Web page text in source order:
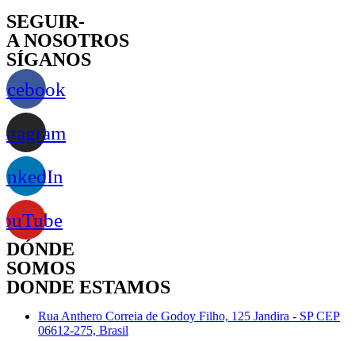
SEGUIR-
A NOSOTROS
SÍGANOS
DÓNDE
SOMOS
DONDE ESTAMOS
Rua Anthero Correia de Godoy Filho, 125 Jandira - SP CEP
06612-275, Brasil